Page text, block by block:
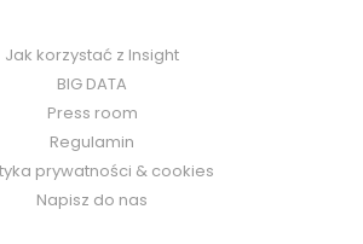
Jak korzystać z Insight
BIG DATA
Press room
Regulamin
prywatności & cookies
Napisz do nas